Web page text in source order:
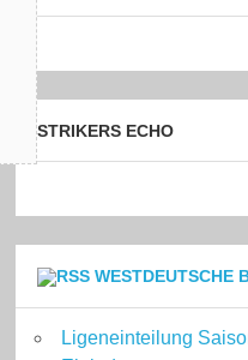
STRIKERS ECHO
WESTDEUTSCHE
Ligeneinteilung